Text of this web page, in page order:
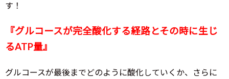
す！
『グルコースが完全酸化する経路とその時に生じ
るATP量』
グルコースが最後までどのように酸化していくか、さらに